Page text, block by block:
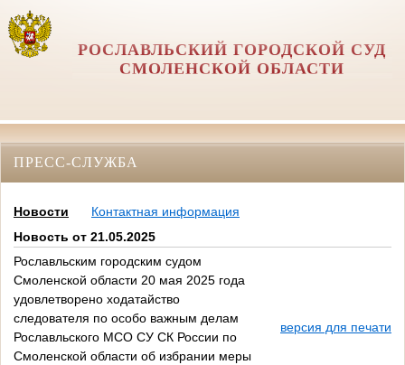
РОСЛАВЛЬСКИЙ ГОРОДСКОЙ СУД
СМОЛЕНСКОЙ ОБЛАСТИ
ПРЕСС-СЛУЖБА
Новости
Контактная информация
Новость от 21.05.2025
Рославльским городским судом
Смоленской области 20 мая 2025 года
удовлетворено ходатайство
следователя по особо важным делам
Рославльского МСО СУ СК России по
Смоленской области об избрании меры
версия для печати